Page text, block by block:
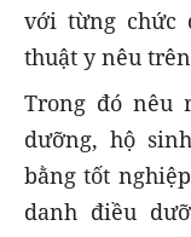
với từng chức
thuật y nêu
Trong đó nêu
dưỡng, hộ
bằng tốt
danh điều